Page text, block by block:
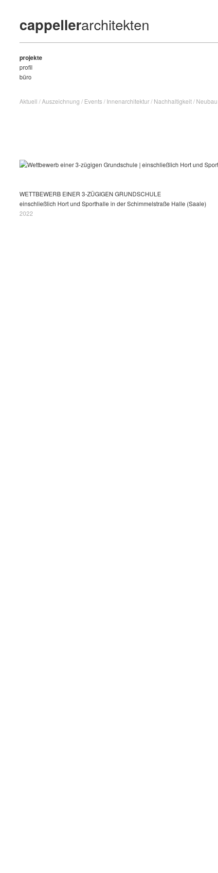
cappellerarchitekten
projekte
profil
büro
Aktuell /Auszeichnung / Events/ Innenarchitektur/ Nachhaltigkeit/
WETTBEWERB EINER 3-ZÜGIGEN GRUNDSCHULE
einschließlich Hort und Sporthalle in der Schimmelstraße Halle (Saale)
2022